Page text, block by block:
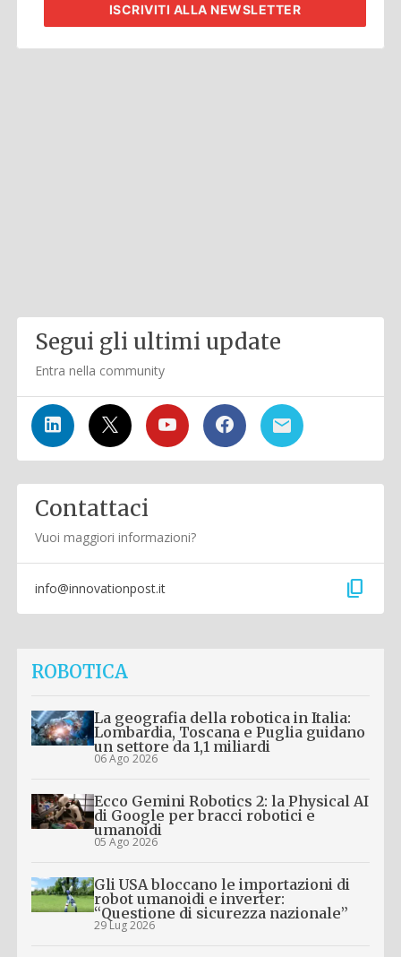
ISCRIVITI ALLA NEWSLETTER
Segui gli ultimi update
Entra nella community
Contattaci
Vuoi maggiori informazioni?
info@innovationpost.it content_copy
ROBOTICA
La geografia della robotica in Italia:
Lombardia, Toscana e Puglia guidano
un settore da 1,1 miliardi
06 Ago 2026
Ecco Gemini Robotics 2: la Physical AI
di Google per bracci robotici e
umanoidi
05 Ago 2026
Gli USA bloccano le importazioni di
robot umanoidi e inverter:
“Questione di sicurezza nazionale”
29 Lug 2026